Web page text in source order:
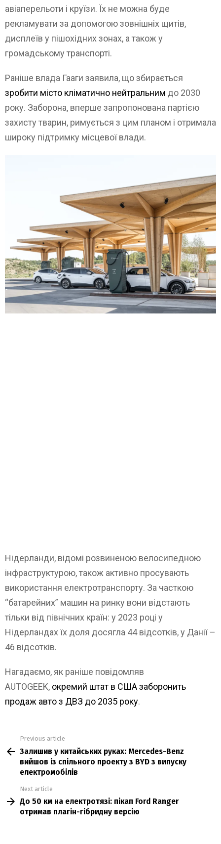
авіаперельоти і круїзи. Їх не можна буде
рекламувати за допомогою зовнішніх щитів,
дисплеїв у пішохідних зонах, а також у
громадському транспорті.
Раніше влада Гааги заявила, що збирається
зробити місто кліматично нейтральним до 2030
року. Заборона, вперше запропонована партією
захисту тварин, римується з цим планом і отримала
широку підтримку місцевої влади.
Нідерланди, відомі розвиненою велосипедною
інфраструктурою, також активно просувають
використання електротранспорту. За часткою
“батарейних” машин на ринку вони відстають
тільки від північних країн: у 2023 році у
Нідерландах їх доля досягла 44 відсотків, у Данії –
46 відсотків.
Нагадаємо, як раніше повідомляв
AUTOGEEK, окремий штат в США заборонить
продаж авто з ДВЗ до 2035 року.
more
Previous article
Залишив у китайських руках: Mercedes-Benz
вийшов із спільного проекту з BYD з випуску
електромобілів
Next article
До 50 км на електротязі: пікап Ford Ranger
отримав плагін-гібридну версію